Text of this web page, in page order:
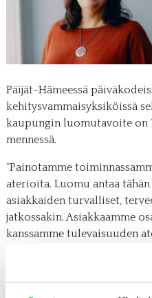
Päijät-Hämeessä
kehitysvammaisyksiköissä
kaupungin luomutavoite on
mennessä.
“Painotamme
aterioita. Luomu antaa
asiakkaiden turvalliset,
jatkossakin. Asiakkaamme
kanssamme tulevaisuuden